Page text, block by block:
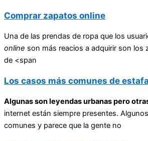
Comprar zapatos online
Una de las prendas de ropa que los
online son más reacios a adquirir son los
de <span
Los casos más comunes de
Algunas son leyendas urbanas pero
internet están siempre presentes.
comunes y parece que la gente no